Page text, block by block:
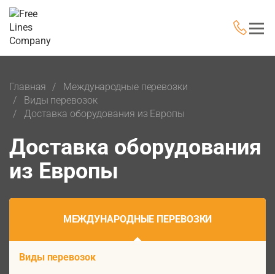
Главная
Международные перевозки
Виды перевозок
Доставка оборудования из Европы
Доставка оборудования
из Европы
МЕЖДУНАРОДНЫЕ ПЕРЕВОЗКИ
Виды перевозок